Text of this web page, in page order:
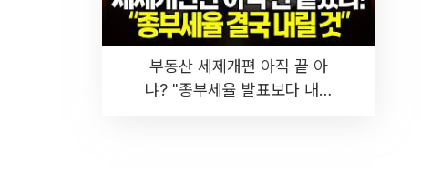
부동산 세제개편 아직 끝 아
냐? "종부세율 발표보다 내릴